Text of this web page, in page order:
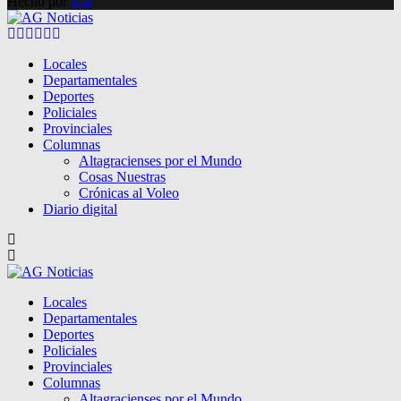
Facebook
Twitter
Instagram
Pinterest
Google
Locales
Departamentales
Deportes
Policiales
Provinciales
Columnas
Altagracienses por el Mundo
Cosas Nuestras
Crónicas al Voleo
Diario digital
Locales
Departamentales
Deportes
Policiales
Provinciales
Columnas